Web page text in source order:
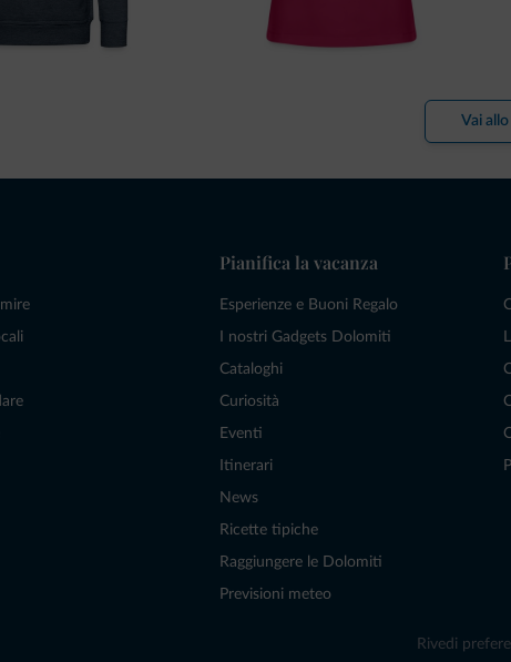
Vai
Pianifica la vacanza
Esperienze e Buoni Regalo
I nostri Gadgets Dolomiti
Cataloghi
Curiosità
Eventi
Itinerari
News
Ricette tipiche
Raggiungere le Dolomiti
Previsioni meteo
Rivedi